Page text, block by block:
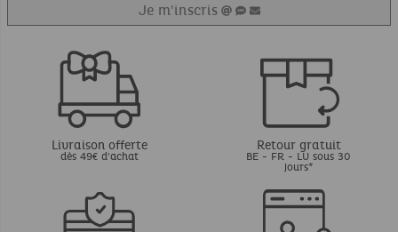
Je m'inscris
Livraison offerte
dès 49€ d'achat
Retour gratuit
BE - FR - LU sous 30
jours*